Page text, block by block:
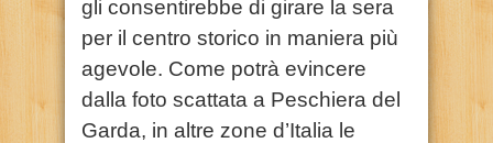
gli consentirebbe di girare la sera
per il centro storico in maniera più
agevole. Come potrà evincere
dalla foto scattata a Peschiera del
Garda, in altre zone d’Italia le